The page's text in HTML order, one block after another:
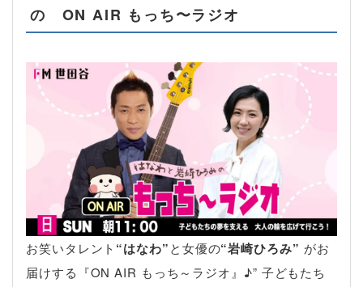
の ON AIR もっち〜ラジオ
お笑いタレント “はなわ”と女優の“岩崎ひろみ” がお
届けする『ON AIR もっち～ラジオ』♪” 子どもたち